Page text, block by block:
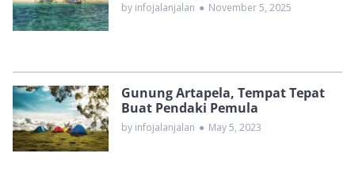
by infojalanjalan ● November 5, 2025
Gunung Artapela, Tempat Tepat
Buat Pendaki Pemula
by infojalanjalan ● May 5, 2023